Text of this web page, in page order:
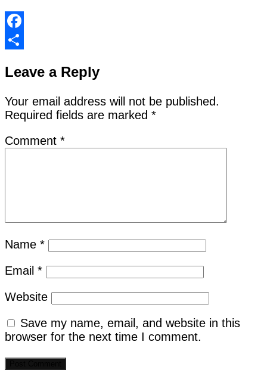
Facebook
Leave a Reply
Your email address will not be published.
Required fields are marked *
Comment *
Name *
Email *
Website
Save my name, email, and website in this
browser for the next time I comment.